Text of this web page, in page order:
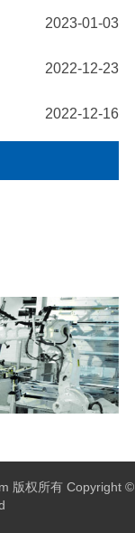
2023-01-03
2022-12-23
2022-12-16
版权所有 Copyright ©